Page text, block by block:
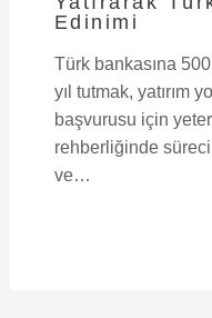
Edinimi
Türk bankasına
yıl tutmak, yatırım
başvurusu için
rehberliğinde
ve…